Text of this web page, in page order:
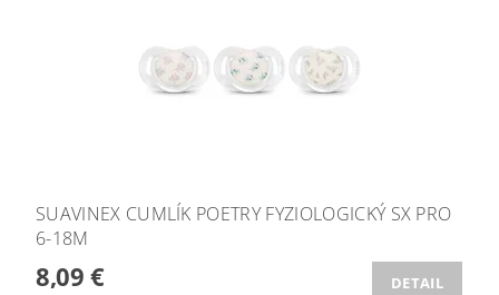
SUAVINEX CUMLÍK POETRY FYZIOLOGICKÝ SX PRO
6-18M
8,09 € DETAIL